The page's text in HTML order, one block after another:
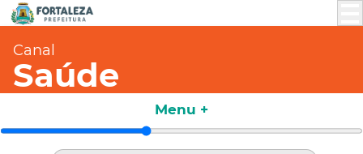
Canal
Saúde
Menu +